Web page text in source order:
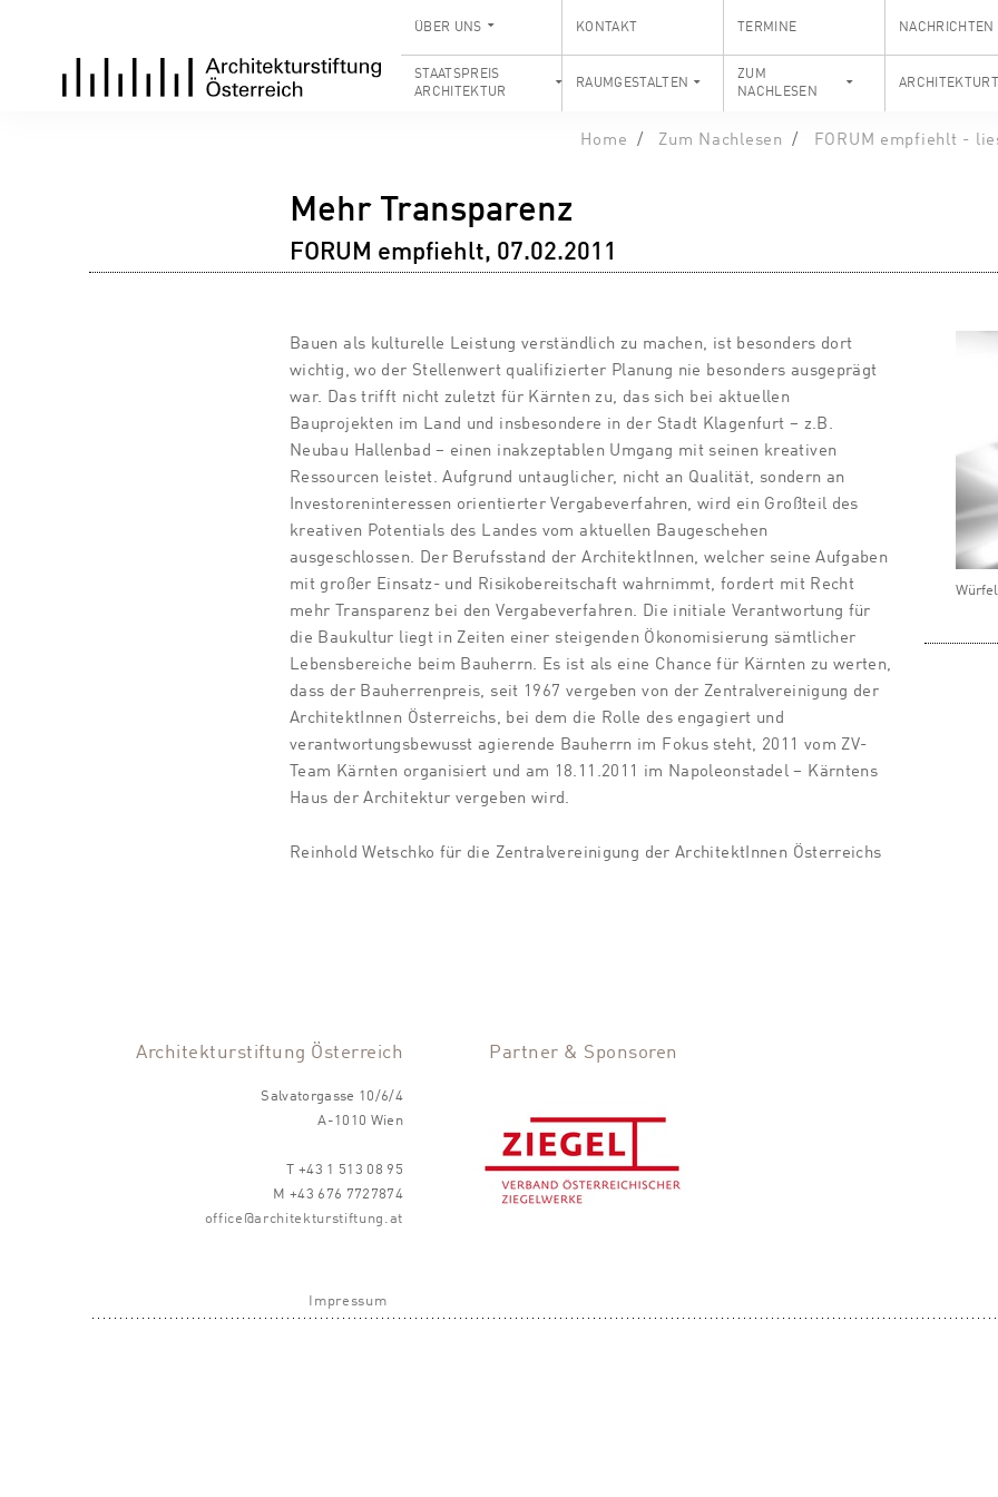
ÜBER UNS KONTAKT TERMINE NACHRICHTEN
STAATSPREIS
ARCHITEKTUR
RAUMGESTALTEN
ZUM
NACHLESEN
Home Zum Nachlesen FORUM empfiehlt -
Mehr Transparenz
FORUM empfiehlt, 07.02.2011
Würfel
Bauen als kulturelle Leistung verständlich zu machen, ist besonders dort
wichtig, wo der Stellenwert qualifizierter Planung nie besonders ausgeprägt
war. Das trifft nicht zuletzt für Kärnten zu, das sich bei aktuellen
Bauprojekten im Land und insbesondere in der Stadt Klagenfurt – z.B.
Neubau Hallenbad – einen inakzeptablen Umgang mit seinen kreativen
Ressourcen leistet. Aufgrund untauglicher, nicht an Qualität, sondern an
Investoreninteressen orientierter Vergabeverfahren, wird ein Großteil des
kreativen Potentials des Landes vom aktuellen Baugeschehen
ausgeschlossen. Der Berufsstand der ArchitektInnen, welcher seine Aufgaben
mit großer Einsatz- und Risikobereitschaft wahrnimmt, fordert mit Recht
mehr Transparenz bei den Vergabeverfahren. Die initiale Verantwortung für
die Baukultur liegt in Zeiten einer steigenden Ökonomisierung sämtlicher
Lebensbereiche beim Bauherrn. Es ist als eine Chance für Kärnten zu werten,
dass der Bauherrenpreis, seit 1967 vergeben von der Zentralvereinigung der
ArchitektInnen Österreichs, bei dem die Rolle des engagiert und
verantwortungsbewusst agierende Bauherrn im Fokus steht, 2011 vom ZV-
Team Kärnten organisiert und am 18.11.2011 im Napoleonstadel – Kärntens
Haus der Architektur vergeben wird.
Reinhold Wetschko für die Zentralvereinigung der ArchitektInnen Österreichs
Architekturstiftung Österreich
Salvatorgasse 10/6/4
A-1010 Wien
T +43 1 513 08 95
M +43 676 7727874
office@architekturstiftung.at
Partner & Sponsoren
Impressum